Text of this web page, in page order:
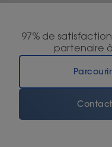
97% de
partenaire